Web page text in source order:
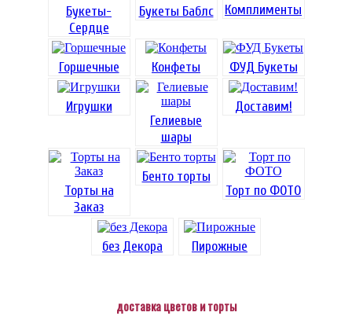
Букеты-
Сердце
Букеты Баблс Комплименты
Горшечные Конфеты ФУД Букеты
Игрушки
Гелиевые
шары
Доставим!
Торты на
Заказ
Бенто торты
Торт по ФОТО
без Декора Пирожные
доставка цветов и торты